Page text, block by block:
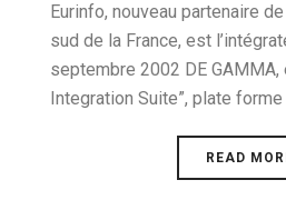
Eurinfo, nouveau partenaire
sud de la France, est
septembre 2002 DE GAMMA,
Integration Suite”, plate forme
READ